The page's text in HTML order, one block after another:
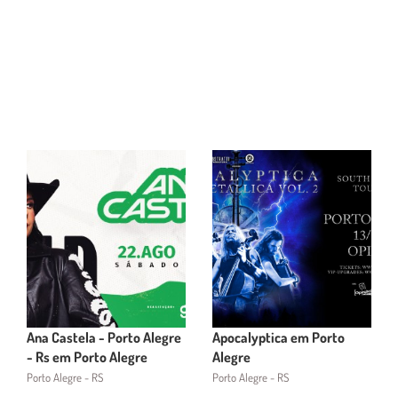
Ana Castela - Porto Alegre
- Rs em Porto Alegre
Porto Alegre - RS
Apocalyptica em Porto
Alegre
Porto Alegre - RS